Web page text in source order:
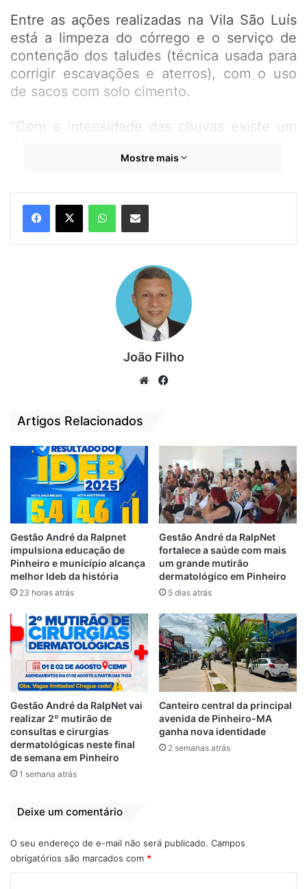
Entre as ações realizadas na Vila São Luís
está a limpeza do córrego e o serviço de
contenção dos taludes (técnica usada para
corrigir escavações e aterros), com o uso
de sacos com solo cimento.
“Com a intensidade das chuvas existe um
São José de Ribamar, por meio da
Malha Viária, Prédios e Logradouros
Públicos (SEMMAV), está trabalhando para
evitar acidentes e levar tranquilidade aos
Roberto Mouchrek.
Em "PINHEIRO-MA"
Prefeitura amplia
programa Cidade
em Obras em São
José de Ribamar-
Prefeitura de São
Luís inicia
construção de
muro de contenção
em ponte do bairro
Pirapora
17 de abril de 2023
Em "POLÍTICA"
obra de contenção na Vila São Luís
Prefeito Julinho Vila São Luís
Mostre mais
João Filho
We
Artigos Relacionados
Gestão André da Ralpnet
impulsiona educação de
Pinheiro e município alcança
melhor Ideb da história
23 horas atrás
Gestão André da RalpNet
fortalece a saúde com mais
um grande mutirão
dermatológico em Pinheiro
5 dias atrás
Gestão André da RalpNet vai
realizar 2º mutirão de
consultas e cirurgias
dermatológicas neste final
de semana em Pinheiro
1 semana atrás
Canteiro central da principal
avenida de Pinheiro-MA
ganha nova identidade
2 semanas atrás
Deixe um comentário
O seu endereço de e-mail não será publicado. Campos
obrigatórios são marcados com *